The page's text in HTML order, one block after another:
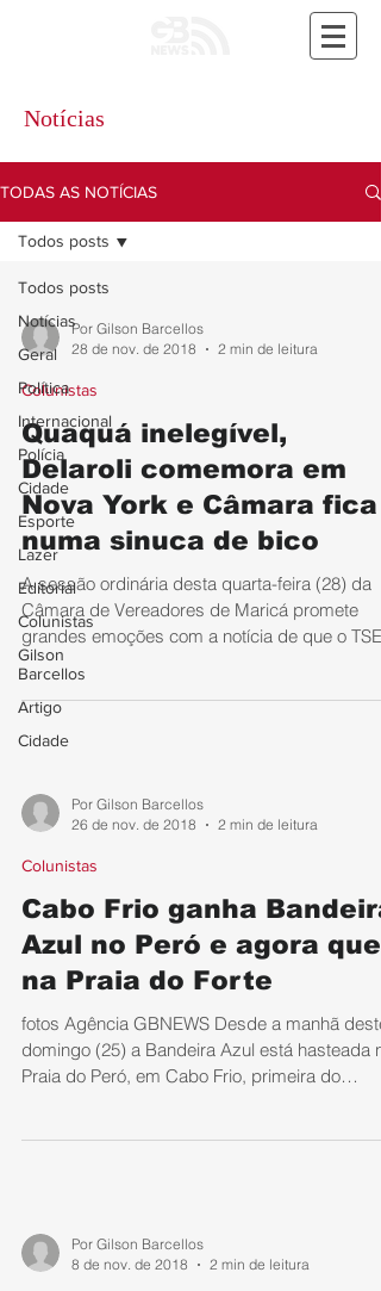
Notícias
TODAS AS NOTÍCIAS
Todos posts
Notícias
Geral
Política
Internacional
Polícia
Cidade
Esporte
Lazer
Editorial
Colunistas
Gilson
Barcellos
Artigo
Cidade
Todos posts
Por Gilson Barcellos
28 de nov. de 2018
2 min de leitura
Colunistas
Quaquá inelegível,
Delaroli comemora em
Nova York e Câmara fica
numa sinuca de bico
A sessão ordinária desta quarta-feira (28) da
Câmara de Vereadores de Maricá promete
grandes emoções com a notícia de que o TSE
tornou...
Por Gilson Barcellos
26 de nov. de 2018
2 min de leitura
Colunistas
Cabo Frio ganha Bandeira
Azul no Peró e agora quer
na Praia do Forte
fotos Agência GBNEWS Desde a manhã deste
domingo (25) a Bandeira Azul está hasteada
Praia do Peró, em Cabo Frio, primeira do
Por Gilson Barcellos
8 de nov. de 2018
2 min de leitura